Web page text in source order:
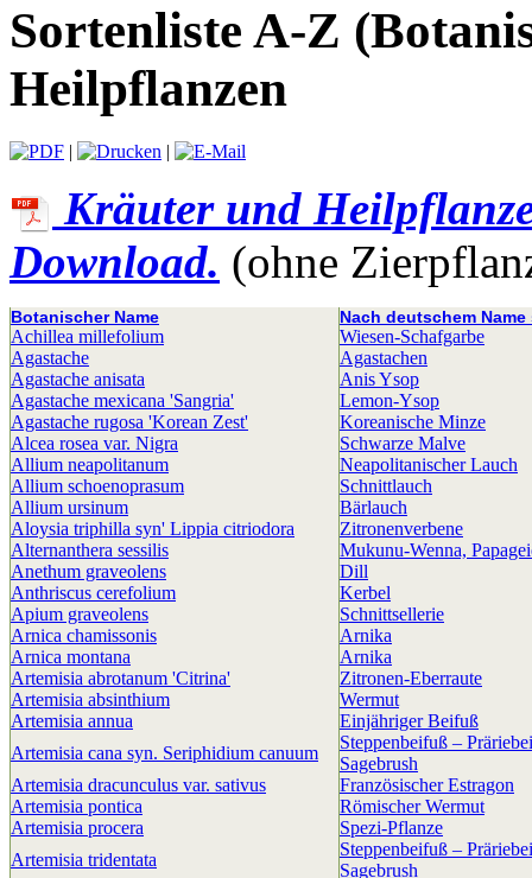
Sortenliste A-Z
Heilpflanzen
| |
Kräuter und
Download. (ohne
Botanischer Name Nach deutschem
Achillea millefolium
Wiesen-Schafgarbe
Agastache
Agastachen
Agastache anisata
Anis Ysop
Agastache mexicana 'Sangria'
Lemon-Ysop
Agastache rugosa 'Korean Zest'
Koreanische Minze
Alcea rosea var. Nigra
Schwarze Malve
Allium neapolitanum
Neapolitanischer Lauch
Allium schoenoprasum
Schnittlauch
Allium ursinum
Bärlauch
Aloysia triphilla syn' Lippia citriodora
Zitronenverbene
Alternanthera sessilis
Mukunu-Wenna,
Anethum graveolens
Dill
Anthriscus cerefolium
Kerbel
Apium graveolens
Schnittsellerie
Arnica chamissonis
Arnika
Arnica montana
Arnika
Artemisia abrotanum 'Citrina'
Zitronen-Eberraute
Artemisia absinthium
Wermut
Artemisia annua
Einjähriger Beifuß
Artemisia cana syn. Seriphidium canuum
Steppenbeifuß –
Sagebrush
Artemisia dracunculus var. sativus
Französischer Estragon
Artemisia pontica
Römischer Wermut
Artemisia procera
Spezi-Pflanze
Artemisia tridentata
Steppenbeifuß –
Sagebrush